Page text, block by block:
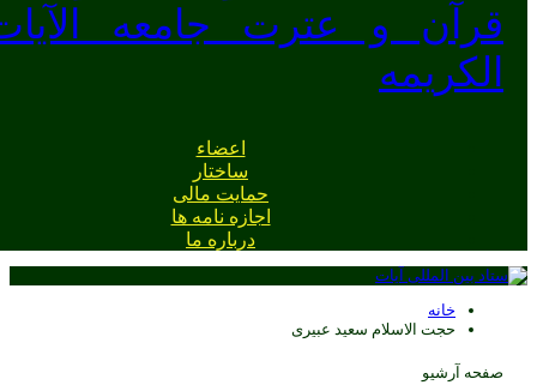
و عترت جامعه الآیات
اعضاء
ساختار
حمایت مالی
اجازه نامه ها
درباره ما
خانه
حجت الاسلام سعید عبیری
آرشیو